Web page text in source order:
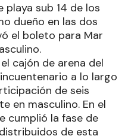
playa sub 14 de los
dueño en las dos
el boleto para Mar
cajón de arena del
a lo largo
de seis
en masculino. En el
cumplió la fase de
de esta